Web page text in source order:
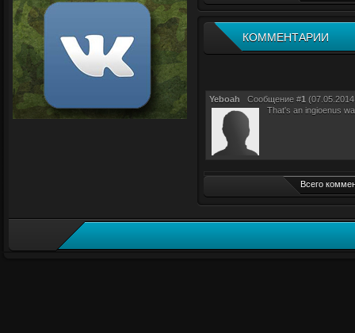
КОММЕНТАРИИ
Yeboah Сообщение #1
That's an ingioenus
Всего